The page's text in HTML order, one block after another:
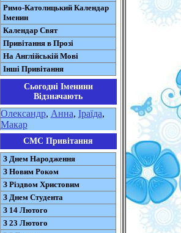
Римо-Католицький Календар
Іменин
Календар Свят
Привітання в Прозі
На Англійській Мові
Інші Привітання
Сьогодні Іменини
Відзначають
Олександр, Анна, Іраїда,
Макар
СМС Привітання
З Днем Народження
З Новим Роком
З Різдвом Христовим
З Днем Студента
З 14 Лютого
З 23 Лютого